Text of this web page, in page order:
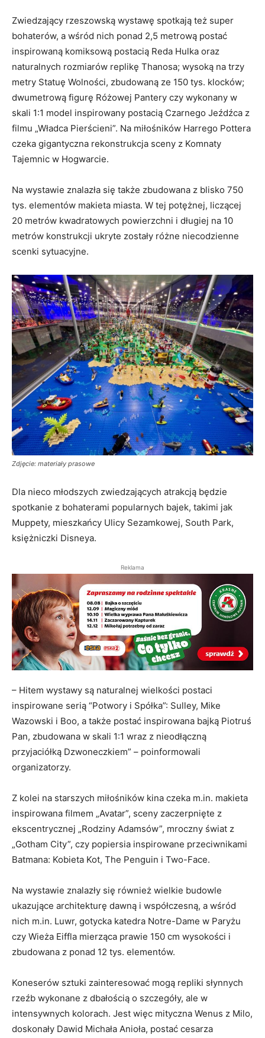
Zwiedzający rzeszowską wystawę spotkają też super
bohaterów, a wśród nich ponad 2,5 metrową postać
inspirowaną komiksową postacią Reda Hulka oraz
naturalnych rozmiarów replikę Thanosa; wysoką na trzy
metry Statuę Wolności, zbudowaną ze 150 tys. klocków;
dwumetrową figurę Różowej Pantery czy wykonany w
skali 1:1 model inspirowany postacią Czarnego Jeźdźca z
filmu „Władca Pierścieni”. Na miłośników Harrego Pottera
czeka gigantyczna rekonstrukcja sceny z Komnaty
Tajemnic w Hogwarcie.
Na wystawie znalazła się także zbudowana z blisko 750
tys. elementów makieta miasta. W tej potężnej, liczącej
20 metrów kwadratowych powierzchni i długiej na 10
metrów konstrukcji ukryte zostały różne niecodzienne
scenki sytuacyjne.
Zdjęcie: materiały prasowe
Dla nieco młodszych zwiedzających atrakcją będzie
spotkanie z bohaterami popularnych bajek, takimi jak
Muppety, mieszkańcy Ulicy Sezamkowej, South Park,
księżniczki Disneya.
Reklama
– Hitem wystawy są naturalnej wielkości postaci
inspirowane serią “Potwory i Spółka”: Sulley, Mike
Wazowski i Boo, a także postać inspirowana bajką Piotruś
Pan, zbudowana w skali 1:1 wraz z nieodłączną
przyjaciółką Dzwoneczkiem” – poinformowali
organizatorzy.
Z kolei na starszych miłośników kina czeka m.in. makieta
inspirowana filmem „Avatar”, sceny zaczerpnięte z
ekscentrycznej „Rodziny Adamsów”, mroczny świat z
„Gotham City”, czy popiersia inspirowane przeciwnikami
Batmana: Kobieta Kot, The Penguin i Two-Face.
Na wystawie znalazły się również wielkie budowle
ukazujące architekturę dawną i współczesną, a wśród
nich m.in. Luwr, gotycka katedra Notre-Dame w Paryżu
czy Wieża Eiffla mierząca prawie 150 cm wysokości i
zbudowana z ponad 12 tys. elementów.
Koneserów sztuki zainteresować mogą repliki słynnych
rzeźb wykonane z dbałością o szczegóły, ale w
intensywnych kolorach. Jest więc mityczna Wenus z Milo,
doskonały Dawid Michała Anioła, postać cesarza